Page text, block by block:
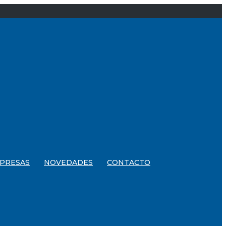
NOVEDADES CONTACTO